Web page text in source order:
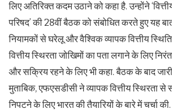
लिए अतिरिक्त कदम उठाने को कहा है. उन्होंने
परिषद’ की 28वीं बैठक को संबोधित करते हुए यह
नियामकों से घरेलू और वैश्विक व्यापक वित्तीय
वित्तीय स्थिरता जोखिमों का पता लगाने के लिए
और सक्रिय रहने के लिए भी कहा. बैठक के बाद
मुताबिक, एफएसडीसी ने व्यापक वित्तीय स्थिरता से
निपटने के लिए भारत की तैयारियों के बारे में चर्चा की.